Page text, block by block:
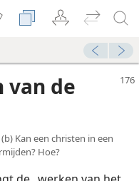
van de
Kan een christen in een
Hoe?